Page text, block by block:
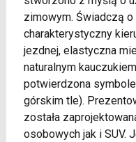
zimowym. Świadczą
charakterystyczny
jezdnej, elastyczna
naturalnym
potwierdzona
górskim tle).
została
osobowych jak i SUV.